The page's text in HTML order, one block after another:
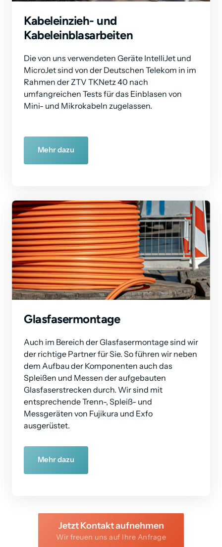
Kabeleinzieh- und
Kabeleinblasarbeiten
Die von uns verwendeten Geräte IntelliJet und
MicroJet sind von der Deutschen Telekom in im
Rahmen der ZTV TKNetz 40 nach
umfangreichen Tests für das Einblasen von
Mini- und Mikrokabeln zugelassen.
Mehr dazu
Glasfasermontage
Auch im Bereich der Glasfasermontage sind wir
der richtige Partner für Sie. So führen wir neben
dem Aufbau der Komponenten auch das
Spleißen und Messen der aufgebauten
Glasfaserstrecken durch. Wir sind mit
entsprechende Trenn-, Spleiß- und
Messgeräten von Fujikura und Exfo
ausgerüstet.
Mehr dazu
Jetzt Kontakt aufnehmen
Wir freuen uns auf Ihre Anfrage